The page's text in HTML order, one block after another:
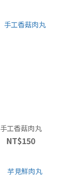
手工香菇肉丸
NT$150